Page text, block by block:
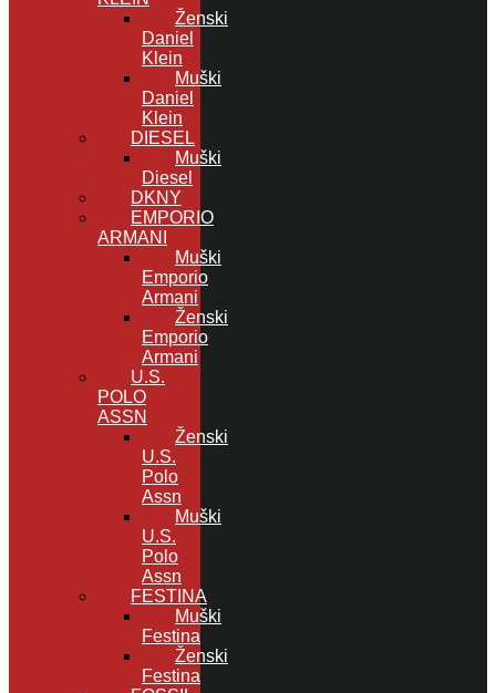
Ženski
Daniel
Klein
Muški
Daniel
Klein
DIESEL
Muški
Diesel
DKNY
EMPORIO
ARMANI
Muški
Emporio
Armani
Ženski
Emporio
Armani
U.S.
POLO
ASSN
Ženski
U.S.
Polo
Assn
Muški
U.S.
Polo
Assn
FESTINA
Muški
Festina
Ženski
Festina